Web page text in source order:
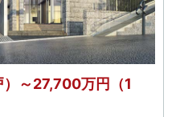
～27,700万円（1